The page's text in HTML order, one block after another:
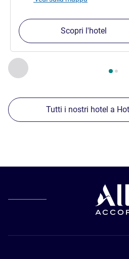
Precedente - Nostre ulteriori
Pagina , Nostre ulteriori
Scopri l'hotel
Tutti i nostri hotel a